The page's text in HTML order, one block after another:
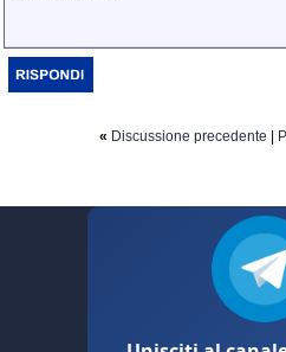
« Discussione precedente